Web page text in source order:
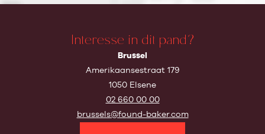
Interesse in dit pand?
Brussel
Amerikaansestraat 179
1050 Elsene
02 660 00 00
brussels@found-baker.com